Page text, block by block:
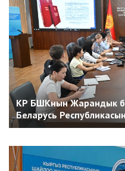
КР БШКнын Жарандык
Беларусь